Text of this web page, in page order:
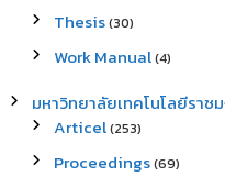
Thesis(30)
Work Manual(4)
มหาวิทยาลัยเทคโนโลยีรา
Articel(253)
Proceedings(69)